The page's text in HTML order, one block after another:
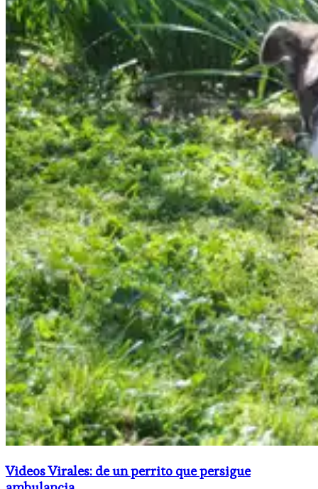
Videos Virales: de un perrito que persigue